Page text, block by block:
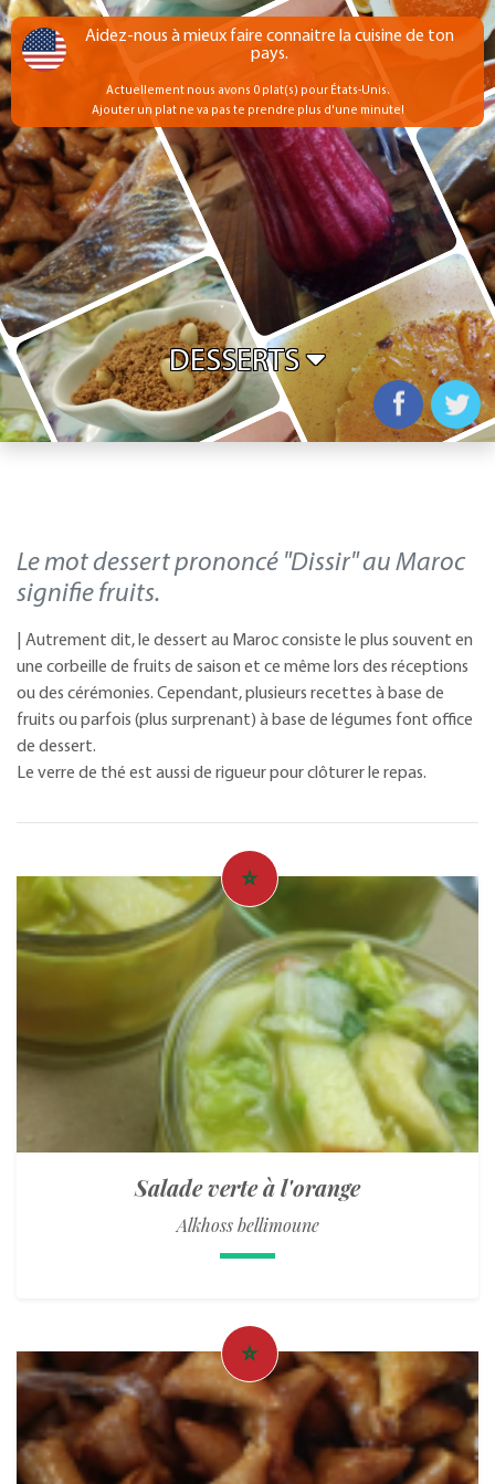
DESSERTS
Le mot dessert prononcé "Dissir" au Maroc
signifie fruits.
| Autrement dit, le dessert au Maroc consiste le plus souvent en
une corbeille de fruits de saison et ce même lors des réceptions
ou des cérémonies. Cependant, plusieurs recettes à base de
fruits ou parfois (plus surprenant) à base de légumes font office
de dessert.
Le verre de thé est aussi de rigueur pour clôturer le repas.
Salade verte à l'orange
Alkhoss bellimoune
Aidez-nous à mieux faire connaitre la cuisine de ton
pays.
Actuellement nous avons 0 plat(s) pour États-Unis.
Ajouter un plat ne va pas te prendre plus d'une minute!